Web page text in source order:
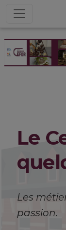
Le
Les
passion.